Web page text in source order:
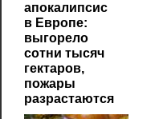
апокалипсис
в Европе:
выгорело
сотни тысяч
гектаров,
пожары
разрастаются